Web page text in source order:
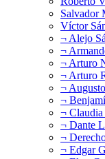
Salvador
Víctor
¬ Alejo
¬
¬ Arturo
¬ Arturo
¬
¬
¬
¬ Dante
¬
¬ Edgar